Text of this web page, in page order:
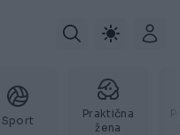
Sport
Praktična
žena